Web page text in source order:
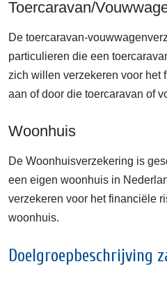
Toercaravan/
De toercaravan-
particulieren die een
zich willen verzekeren voor het
aan of door die toercaravan of
Woonhuis
De Woonhuisverzekering is
een eigen woonhuis in
verzekeren voor het financiële
woonhuis.
Doelgroepbeschrijving